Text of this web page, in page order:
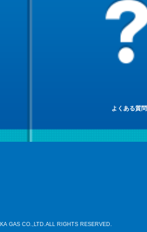
よくある質問
GAS CO.,LTD.ALL RIGHTS RESERVED.